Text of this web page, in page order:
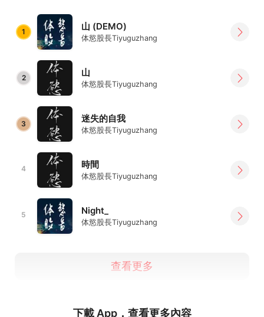
1 山 (DEMO)
体慾股長Tiyuguzhang
2 山
体慾股長Tiyuguzhang
3 迷失的自我
体慾股長Tiyuguzhang
4 時間
体慾股長Tiyuguzhang
5 Night_
体慾股長Tiyuguzhang
查看更多
下載 App，查看更多內容